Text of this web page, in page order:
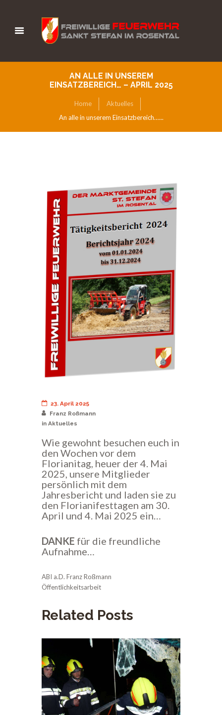
AN ALLE IN UNSEREM
EINSATZBEREICH… – APRIL 2025
Home
Aktuelles
An alle in unserem Einsatzbereich…...
23. April 2025
Franz Roßmann
in Aktuelles
Wie gewohnt besuchen euch in
den Wochen vor dem
Florianitag, heuer der 4. Mai
2025, unsere Mitglieder
persönlich mit dem
Jahresbericht und laden sie zu
den Florianifesttagen am 30.
April und 4. Mai 2025 ein…
DANKE für die freundliche
Aufnahme…
ABI a.D. Franz Roßmann
Öffentlichkeitsarbeit
Related Posts